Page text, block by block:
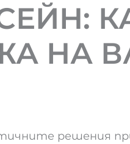
НА
решения